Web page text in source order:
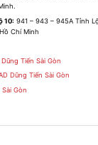
10: 941 – 943 – 945A Tỉnh
Chí Minh
Tiến Sài Gòn
Dũng Tiến Sài Gòn
Sài Gòn